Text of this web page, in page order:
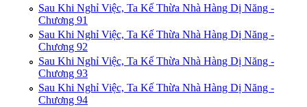
Sau Khi Nghỉ Việc, Ta Kế Thừa Nhà Hàng Dị Năng -
Chương 91
Sau Khi Nghỉ Việc, Ta Kế Thừa Nhà Hàng Dị Năng -
Chương 92
Sau Khi Nghỉ Việc, Ta Kế Thừa Nhà Hàng Dị Năng -
Chương 93
Sau Khi Nghỉ Việc, Ta Kế Thừa Nhà Hàng Dị Năng -
Chương 94